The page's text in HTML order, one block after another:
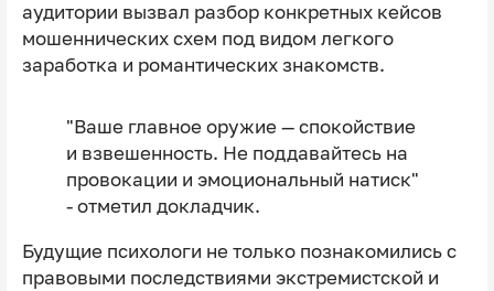
аудитории вызвал разбор конкретных кейсов
мошеннических схем под видом легкого
заработка и романтических знакомств.
"Ваше главное оружие — спокойствие
и взвешенность. Не поддавайтесь на
провокации и эмоциональный натиск"
- отметил докладчик.
Будущие психологи не только познакомились с
правовыми последствиями экстремистской и